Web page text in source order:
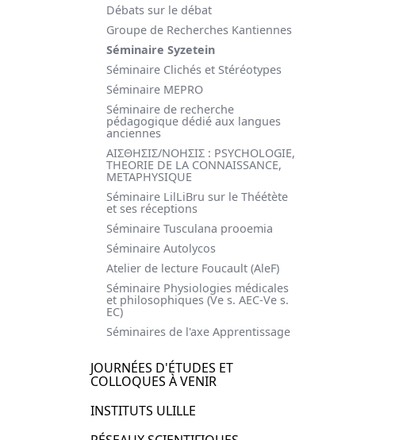
Débats sur le débat
Groupe de Recherches Kantiennes
Séminaire Syzetein
Séminaire Clichés et Stéréotypes
Séminaire MEPRO
Séminaire de recherche
pédagogique dédié aux langues
anciennes
AΙΣΘΗΣΙΣ/ΝΟΗΣΙΣ : PSYCHOLOGIE,
THEORIE DE LA CONNAISSANCE,
METAPHYSIQUE
Séminaire LilLiBru sur le Théétète
et ses réceptions
Séminaire Tusculana prooemia
Séminaire Autolycos
Atelier de lecture Foucault (AleF)
Séminaire Physiologies médicales
et philosophiques (Ve s. AEC-Ve s.
EC)
Séminaires de l'axe Apprentissage
JOURNÉES D'ÉTUDES ET
COLLOQUES À VENIR
INSTITUTS ULILLE